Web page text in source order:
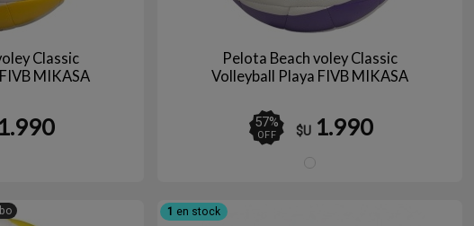
Classic
MIKASA
1.990
Pelota Beach voley Classic
Volleyball Playa FIVB MIKASA
57%
OFF $U 1.990
1 en stock